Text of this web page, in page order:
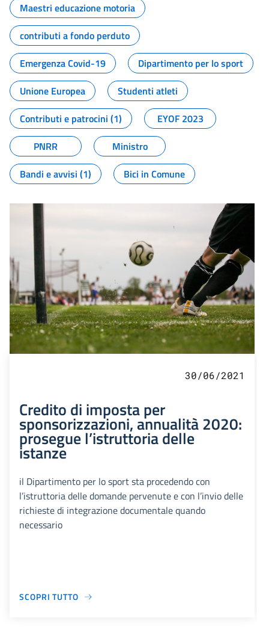
Maestri educazione motoria
contributi a fondo perduto
Emergenza Covid-19
Dipartimento per lo sport
Unione Europea
Studenti atleti
Contributi e patrocini (1)
EYOF 2023
PNRR
Ministro
Bandi e avvisi (1)
Bici in Comune
30/06/2021
Credito di imposta per
sponsorizzazioni, annualità 2020:
prosegue l’istruttoria delle
istanze
il Dipartimento per lo sport sta procedendo con
l’istruttoria delle domande pervenute e con l’invio delle
richieste di integrazione documentale quando
necessario
SCOPRI TUTTO